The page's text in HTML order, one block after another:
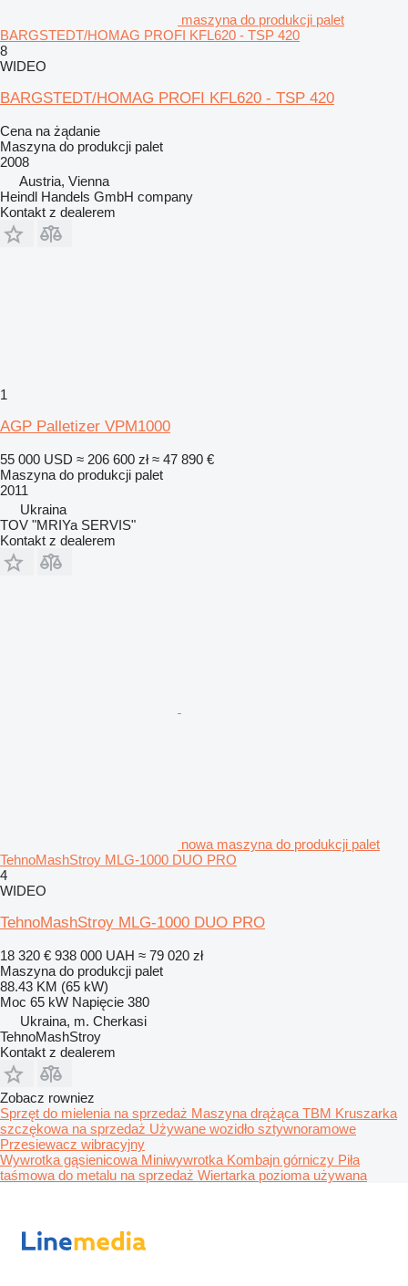
maszyna do produkcji palet
BARGSTEDT/HOMAG PROFI KFL620 - TSP 420
8
WIDEO
BARGSTEDT/HOMAG PROFI KFL620 - TSP 420
Cena na żądanie
Maszyna do produkcji palet
2008
Austria, Vienna
Heindl Handels GmbH company
Kontakt z dealerem
1
AGP Palletizer VPM1000
55 000 USD ≈ 206 600 zł ≈ 47 890 €
Maszyna do produkcji palet
2011
Ukraina
TOV "MRIYa SERVIS"
Kontakt z dealerem
nowa maszyna do produkcji palet
TehnoMashStroy MLG-1000 DUO PRO
4
WIDEO
TehnoMashStroy MLG-1000 DUO PRO
18 320 € 938 000 UAH ≈ 79 020 zł
Maszyna do produkcji palet
88.43 KM (65 kW)
Moc 65 kW Napięcie 380
Ukraina, m. Cherkasi
TehnoMashStroy
Kontakt z dealerem
Zobacz rowniez
Sprzęt do mielenia na sprzedaż Maszyna drążąca TBM Kruszarka
szczękowa na sprzedaż Używane wozidło sztywnoramowe
Przesiewacz wibracyjny
Wywrotka gąsienicowa Miniwywrotka Kombajn górniczy Piła
taśmowa do metalu na sprzedaż Wiertarka pozioma używana